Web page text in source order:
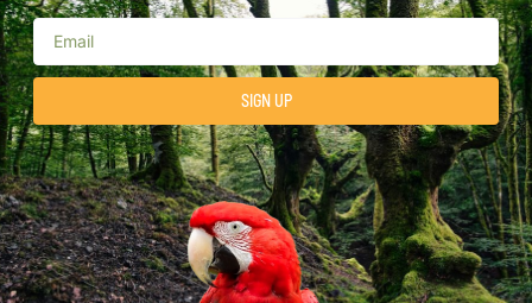
SIGN UP